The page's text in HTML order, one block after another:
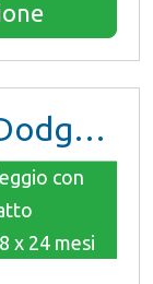
Grand Caravan GT
con
x 24 mesi